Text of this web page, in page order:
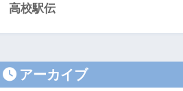
高校駅伝
アーカイブ